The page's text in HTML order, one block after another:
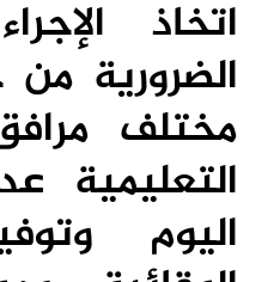
اتخاذ
الضرورية
مختلف
التعليمية
اليوم